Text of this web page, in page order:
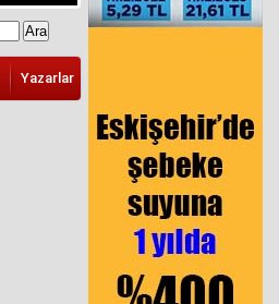
Yazarlar